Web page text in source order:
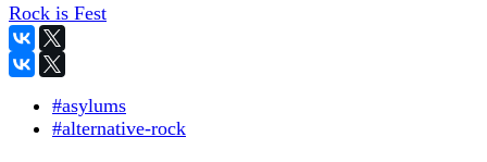
Rock is Fest
#asylums
#alternative-rock